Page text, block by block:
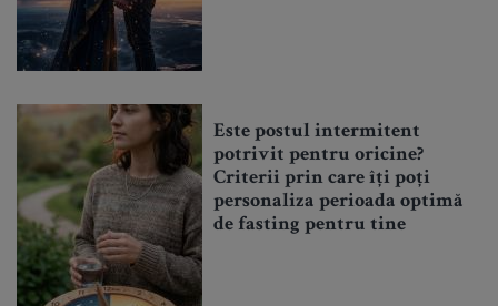
Este postul intermitent
potrivit pentru oricine?
Criterii prin care îți poți
personaliza perioada optimă
de fasting pentru tine